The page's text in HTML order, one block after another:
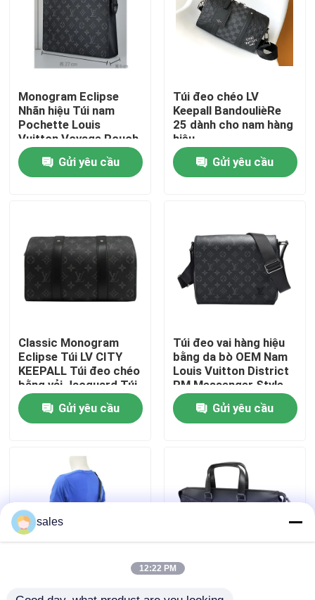
Các sản phẩm
Video
Tham quan nhà máy
Kiểm soát chất lượng
Liên hệ chúng tôi
Tin tức
Blog
Monogram Eclipse
Nhãn hiệu Túi nam
Pochette Louis
Vuitton Voyage Pouch
Canvas Trim
Gửi yêu cầu
Túi đeo chéo LV
Keepall BandoulièRe
25 dành cho nam hàng
hiệu
Gửi yêu cầu
Classic Monogram
Eclipse Túi LV CITY
KEEPALL Túi đeo chéo
bằng vải Jacquard Túi
Boston
Gửi yêu cầu
Túi đeo vai hàng hiệu
bằng da bò OEM Nam
Louis Vuitton District
PM Messenger Style
Gửi yêu cầu
sales
12:22 PM